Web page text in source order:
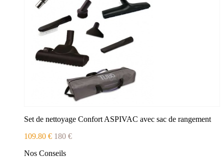
Set de nettoyage Confort ASPIVAC avec sac de rangement
109.80 € 180 €
Nos Conseils